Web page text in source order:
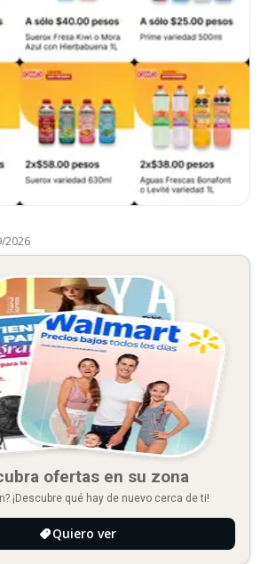
2026
ofertas en su zona
¡Descubre qué hay de nuevo cerca de ti!
Quiero ver